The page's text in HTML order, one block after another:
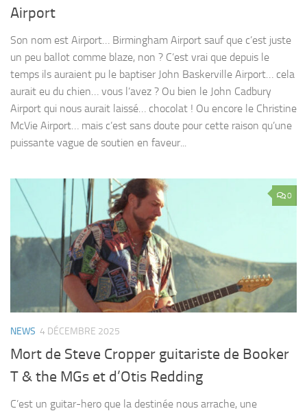
Airport
Son nom est Airport… Birmingham Airport sauf que c’est juste
un peu ballot comme blaze, non ? C’est vrai que depuis le
temps ils auraient pu le baptiser John Baskerville Airport… cela
aurait eu du chien… vous l’avez ? Ou bien le John Cadbury
Airport qui nous aurait laissé… chocolat ! Ou encore le Christine
McVie Airport… mais c’est sans doute pour cette raison qu’une
puissante vague de soutien en faveur...
0
NEWS 4 DÉCEMBRE 2025
Mort de Steve Cropper guitariste de Booker
T & the MGs et d’Otis Redding
C’est un guitar-hero que la destinée nous arrache, une